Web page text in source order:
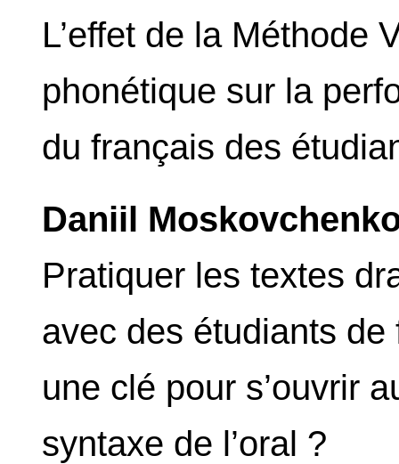
L’effet de la Méthode
phonétique sur la
du français des
Daniil
Pratiquer les textes
avec des étudiants
une clé pour s’ouvrir
syntaxe de l’oral ?